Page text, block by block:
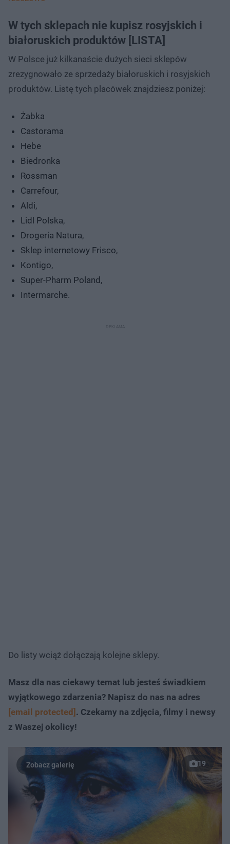
W tych sklepach nie kupisz rosyjskich i
białoruskich produktów [LISTA]
W Polsce już kilkanaście dużych sieci sklepów
zrezygnowało ze sprzedaży białoruskich i rosyjskich
produktów. Listę tych placówek znajdziesz poniżej:
Żabka
Castorama
Hebe
Biedronka
Rossman
Carrefour,
Aldi,
Lidl Polska,
Drogeria Natura,
Sklep internetowy Frisco,
Kontigo,
Super-Pharm Poland,
Intermarche.
Do listy wciąż dołączają kolejne sklepy.
Masz dla nas ciekawy temat lub jesteś świadkiem
wyjątkowego zdarzenia? Napisz do nas na adres
[email protected] . Czekamy na zdjęcia, filmy i newsy
z Waszej okolicy!
19